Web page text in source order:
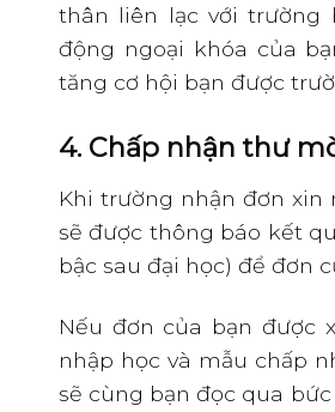
thân liên lạc với trường
động ngoại khóa của
tăng cơ hội bạn được
4. Chấp nhận thư
Khi trường nhận đơn xin
sẽ được thông báo kết
bậc sau đại học) để đơn
Nếu đơn của bạn được
nhập học và mẫu chấp
sẽ cùng bạn đọc qua